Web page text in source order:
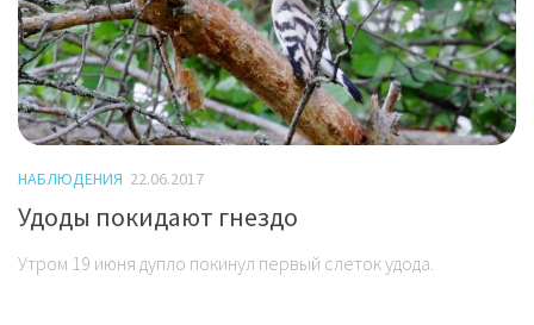
НАБЛЮДЕНИЯ 22.06.2017
Удоды покидают гнездо
Утром 19 июня дупло покинул первый слеток удода.